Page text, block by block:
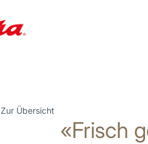
Zur Übersicht
«Frisch